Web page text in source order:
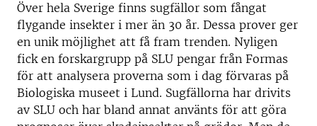
Över hela Sverige finns sugfällor som fångat
flygande insekter i mer än 30 år. Dessa prover ger
en unik möjlighet att få fram trenden. Nyligen
fick en forskargrupp på SLU pengar från Formas
för att analysera proverna som i dag förvaras på
Biologiska museet i Lund. Sugfällorna har drivits
av SLU och har bland annat använts för att göra